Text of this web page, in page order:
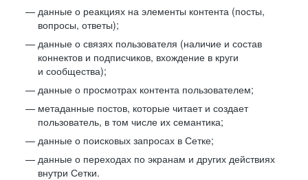
данные о реакциях на элементы контента (посты,
вопросы, ответы);
данные о связях пользователя (наличие и состав
коннектов и подписчиков, вхождение в круги
и сообщества);
данные о просмотрах контента пользователем;
метаданные постов, которые читает и создает
пользователь, в том числе их семантика;
данные о поисковых запросах в Сетке;
данные о переходах по экранам и других действиях
внутри Сетки.